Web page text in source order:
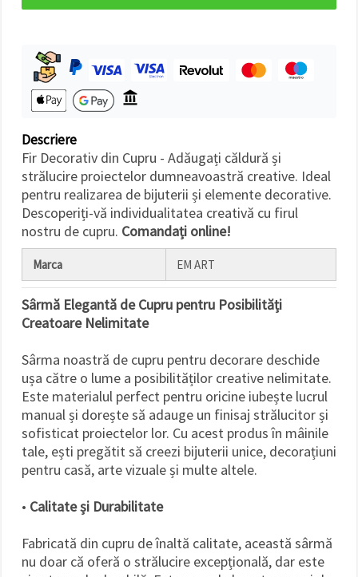
un tip de
pe butonul
"Salvați"
Аcceptati
toate!
Setări
Descriere
Fir Decorativ din Cupru - Adăugați căldură și
strălucire proiectelor dumneavoastră creative. Ideal
pentru realizarea de bijuterii și elemente decorative.
Descoperiți-vă individualitatea creativă cu firul
nostru de cupru. Comandați online!
Marca EM ART
Sârmă Elegantă de Cupru pentru Posibilități
Creatoare Nelimitate
Sârma noastră de cupru pentru decorare deschide
ușa către o lume a posibilităților creative nelimitate.
Este materialul perfect pentru oricine iubește lucrul
manual și dorește să adauge un finisaj strălucitor și
sofisticat proiectelor lor. Cu acest produs în mâinile
tale, ești pregătit să creezi bijuterii unice, decorațiuni
pentru casă, arte vizuale și multe altele.
• Calitate și Durabilitate
Fabricată din cupru de înaltă calitate, această sârmă
nu doar că oferă o strălucire excepțională, dar este